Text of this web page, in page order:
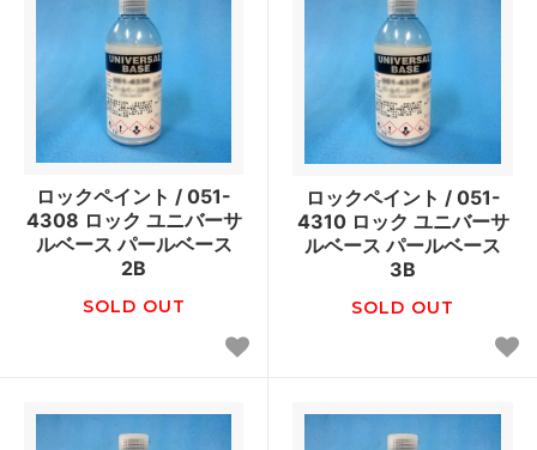
ロックペイント / 051-
4308 ロック ユニバーサ
ルベース パールベース
2B
SOLD OUT
ロックペイント / 051-
4310 ロック ユニバーサ
ルベース パールベース
3B
SOLD OUT